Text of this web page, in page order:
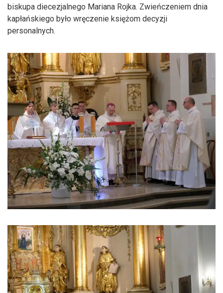
biskupa diecezjalnego Mariana Rojka. Zwieńczeniem dnia
kapłańskiego było wręczenie księżom decyzji
personalnych.